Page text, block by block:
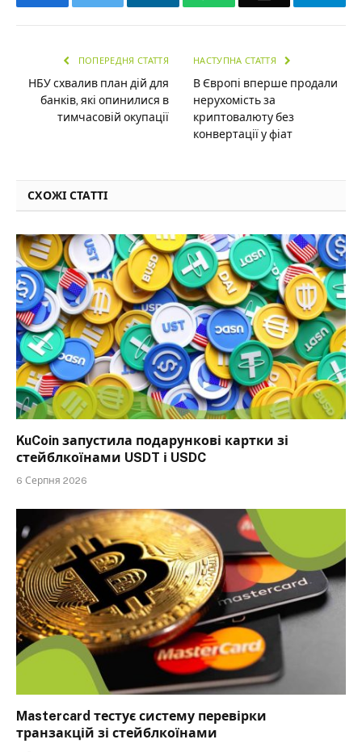
ПОПЕРЕДНЯ СТАТТЯ
НБУ схвалив план дій для
банків, які опинилися в
тимчасовій окупації
НАСТУПНА СТАТТЯ
В Європі вперше продали
нерухомість за
криптовалюту без
конвертації у фіат
СХОЖІ СТАТТІ
KuCoin запустила подарункові картки зі
стейблкоїнами USDT і USDC
6 Серпня 2026
Mastercard тестує систему перевірки
транзакцій зі стейблкоїнами